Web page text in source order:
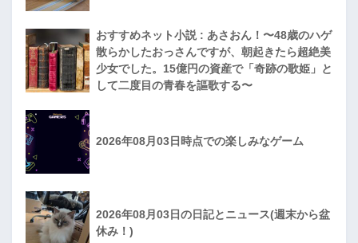
おすすめネット小説 : あさおん！〜48歳のハゲ
散らかしたおっさんですが、朝起きたら超絶美
少女でした。15億円の資産で「奇跡の歌姫」と
して二度目の青春を謳歌する〜
2026年08月03日時点での楽しみなゲーム
2026年08月03日の日記とニュース(週末から盆
休み！)